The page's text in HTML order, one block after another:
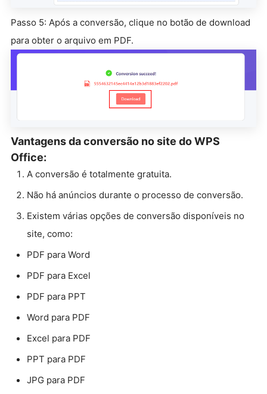
Passo 5: Após a conversão, clique no botão de download
para obter o arquivo em PDF.
Vantagens da conversão no site do WPS
Office:
A conversão é totalmente gratuita.
Não há anúncios durante o processo de conversão.
Existem várias opções de conversão disponíveis no
site, como:
PDF para Word
PDF para Excel
PDF para PPT
Word para PDF
Excel para PDF
PPT para PDF
JPG para PDF